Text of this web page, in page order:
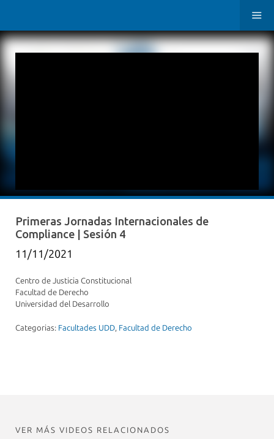
Primeras Jornadas Internacionales de
Compliance | Sesión 4
11/11/2021
Centro de Justicia Constitucional
Facultad de Derecho
Universidad del Desarrollo
Categorias: Facultades UDD, Facultad de Derecho
VER MÁS VIDEOS RELACIONADOS